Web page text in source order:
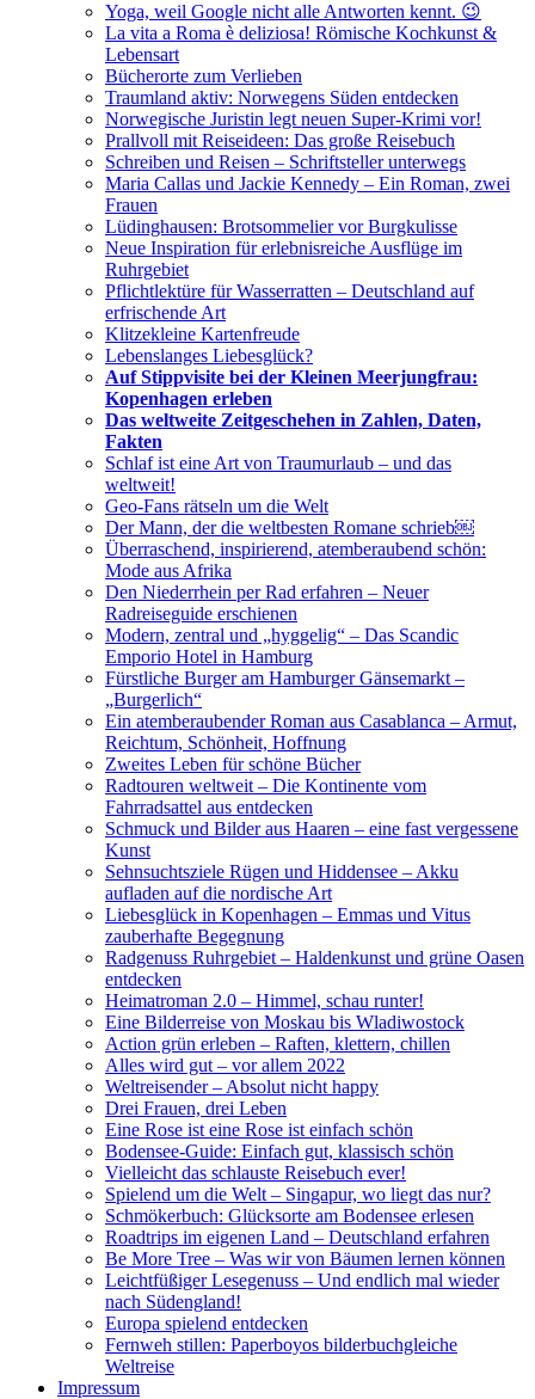
Yoga, weil Google nicht alle Antworten kennt. 😉
La vita a Roma è deliziosa! Römische Kochkunst &
Lebensart
Bücherorte zum Verlieben
Traumland aktiv: Norwegens Süden entdecken
Norwegische Juristin legt neuen Super-Krimi vor!
Prallvoll mit Reiseideen: Das große Reisebuch
Schreiben und Reisen – Schriftsteller unterwegs
Maria Callas und Jackie Kennedy – Ein Roman, zwei
Frauen
Lüdinghausen: Brotsommelier vor Burgkulisse
Neue Inspiration für erlebnisreiche Ausflüge im
Ruhrgebiet
Pflichtlektüre für Wasserratten – Deutschland auf
erfrischende Art
Klitzekleine Kartenfreude
Lebenslanges Liebesglück?
Auf Stippvisite bei der Kleinen Meerjungfrau:
Kopenhagen erleben
Das weltweite Zeitgeschehen in Zahlen, Daten,
Fakten
Schlaf ist eine Art von Traumurlaub – und das
weltweit!
Geo-Fans rätseln um die Welt
Der Mann, der die weltbesten Romane schrieb￼
Überraschend, inspirierend, atemberaubend schön:
Mode aus Afrika
Den Niederrhein per Rad erfahren – Neuer
Radreiseguide erschienen
Modern, zentral und „hyggelig“ – Das Scandic
Emporio Hotel in Hamburg
Fürstliche Burger am Hamburger Gänsemarkt –
„Burgerlich“
Ein atemberaubender Roman aus Casablanca – Armut,
Reichtum, Schönheit, Hoffnung
Zweites Leben für schöne Bücher
Radtouren weltweit – Die Kontinente vom
Fahrradsattel aus entdecken
Schmuck und Bilder aus Haaren – eine fast vergessene
Kunst
Sehnsuchtsziele Rügen und Hiddensee – Akku
aufladen auf die nordische Art
Liebesglück in Kopenhagen – Emmas und Vitus
zauberhafte Begegnung
Radgenuss Ruhrgebiet – Haldenkunst und grüne Oasen
entdecken
Heimatroman 2.0 – Himmel, schau runter!
Eine Bilderreise von Moskau bis Wladiwostock
Action grün erleben – Raften, klettern, chillen
Alles wird gut – vor allem 2022
Weltreisender – Absolut nicht happy
Drei Frauen, drei Leben
Eine Rose ist eine Rose ist einfach schön
Bodensee-Guide: Einfach gut, klassisch schön
Vielleicht das schlauste Reisebuch ever!
Spielend um die Welt – Singapur, wo liegt das nur?
Schmökerbuch: Glücksorte am Bodensee erlesen
Roadtrips im eigenen Land – Deutschland erfahren
Be More Tree – Was wir von Bäumen lernen können
Leichtfüßiger Lesegenuss – Und endlich mal wieder
nach Südengland!
Europa spielend entdecken
Fernweh stillen: Paperboyos bilderbuchgleiche
Weltreise
Impressum